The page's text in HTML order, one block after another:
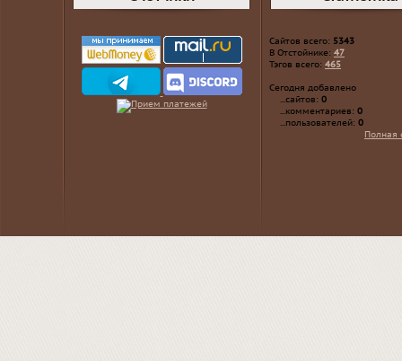
Сайтов всего: 5343
В Отстойнике: 47
Тэгов всего: 465
Сегодня добавлено
...сайтов: 0
...комментариев: 0
...пользователей: 0
Полная